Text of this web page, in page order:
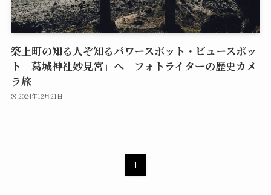
築上町の知る人ぞ知るパワースポット・ビュースポッ
ト「葛城神社妙見宮」へ｜フォトライターの歴史カメ
ラ旅
2024年12月21日
1